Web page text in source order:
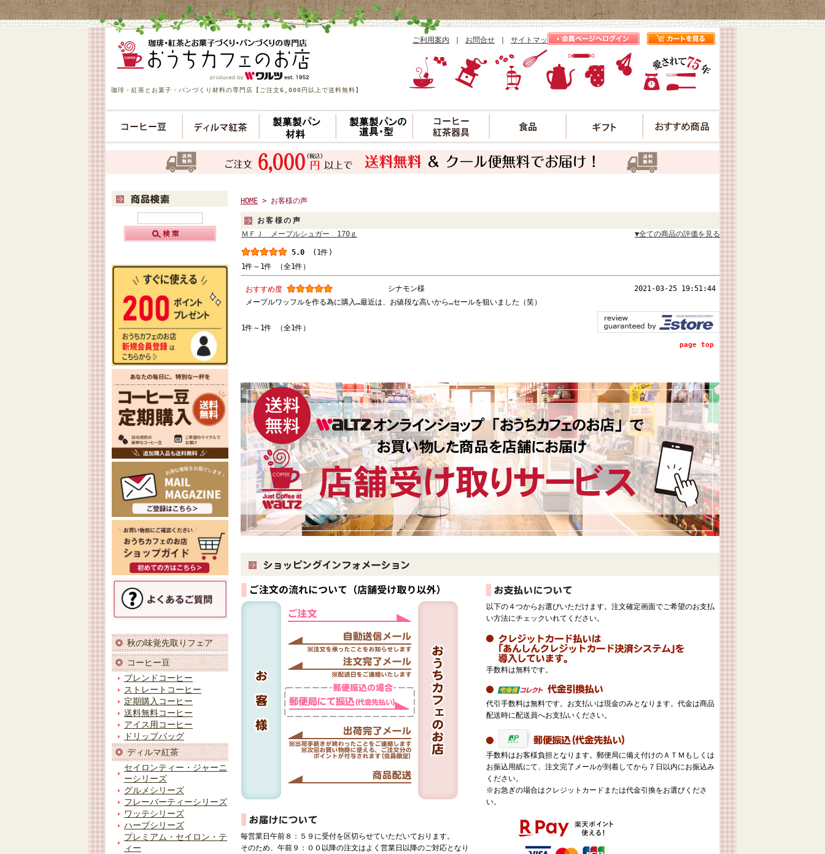
珈琲・紅茶とお菓子・パンづくり材料の専門店【ご注文6,000円以上で送料無料】
ご利用案内 お問合せ サイトマップ
秋の味覚先取りフェア
コーヒー豆
ブレンドコーヒー
ストレートコーヒー
定期購入コーヒー
送料無料コーヒー
アイス用コーヒー
ドリップバッグ
ディルマ紅茶
セイロンティー・ジャーニ
ーシリーズ
グルメシリーズ
フレーバーティーシリーズ
ワッテシリーズ
ハーブシリーズ
プレミアム・セイロン・テ
ィー
HOME > お客様の声
お客様の声
ＭＦＪ メープルシュガー 170ｇ
▼全ての商品の評価を見る
5.0
(1件)
1件～1件 （全1件）
おすすめ度 シナモン様
2021-03-25 19:51:44
メープルワッフルを作る為に購入…最近は、お値段な高いから…セールを狙いました（笑）
1件～1件 （全1件）
page top
毎営業日午前８：５９に受付を区切らせていただいております。
そのため、午前９：００以降の注文はよく営業日以降のご対応となり
以下の４つからお選びいただけます。注文確定画面でご希望のお支払
い方法にチェックいれてください。
手数料は無料です。
代引手数料は無料です。お支払いは現金のみとなります。代金は商品
配送時に配送員へお支払いください。
手数料はお客様負担となります。郵便局に備え付けのＡＴＭもしくは
お振込用紙にて、注文完了メールが到着してから７日以内にお振込み
ください。
※お急ぎの場合はクレジットカードまたは代金引換をお選びくださ
い。